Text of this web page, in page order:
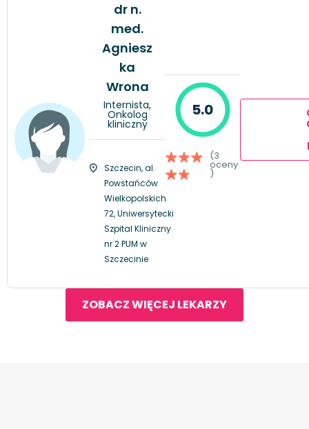
dr n.
med.
Agniesz
ka
Wrona
Internista,
Onkolog
kliniczny
Szczecin, al.
Powstańców
Wielkopolskich
72, Uniwersytecki
Szpital Kliniczny
nr 2 PUM w
Szczecinie
5.0
(3
oceny
)
ZOBACZ WIĘCEJ LEKARZY